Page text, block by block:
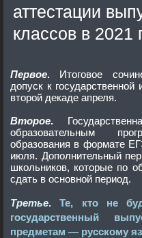
аттестации
классов в 2021
Первое. Итоговое
допуск к государственной
второй декаде апреля.
Второе.
образовательным программам
образования в формате
июля. Дополнительный
школьников, которые по объективным причинам не смогут
сдать в основной период.
Третье. Те, кто не
государственный выпускной экзамен по двум
предметам — русскому